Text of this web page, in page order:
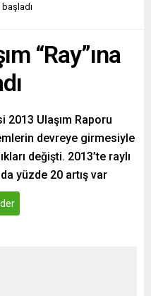
başladı
“Ray”ına
2013 Ulaşım Raporu
devreye girmesiyle
değişti. 2013’te raylı
yüzde 20 artış var